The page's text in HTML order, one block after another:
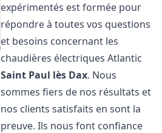
expérimentés est formée pour
répondre à toutes vos questions
et besoins concernant les
chaudières électriques Atlantic
Saint Paul lès Dax. Nous
sommes fiers de nos résultats et
nos clients satisfaits en sont la
preuve. Ils nous font confiance